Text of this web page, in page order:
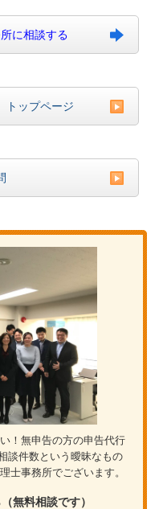
に相談する
ップページ
！無申告の方の申告代行
談件数という曖昧なもの
士事務所でございます。
無料相談です）